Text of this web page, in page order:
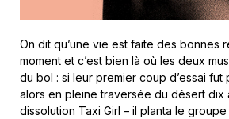
On dit qu’une vie est faite des bonnes
moment et c’est bien là où les deux
du bol : si leur premier coup d’essai fut
alors en pleine traversée du désert dix
dissolution Taxi Girl – il planta le